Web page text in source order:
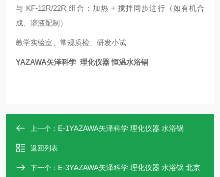
与 KF‑12R/22R 组合：加热 + 搅拌同步进行（如有机合
成、溶液配制）
教学实验室、常规质检、研发小试
YAZAWA矢泽科学 理化仪器 恒温水浴锅
上一个： E-1YAZAWA矢泽科学 理化仪器 水浴锅
返回列表
下一个： E-3YAZAWA矢泽科学 理化仪器 水浴锅 北京